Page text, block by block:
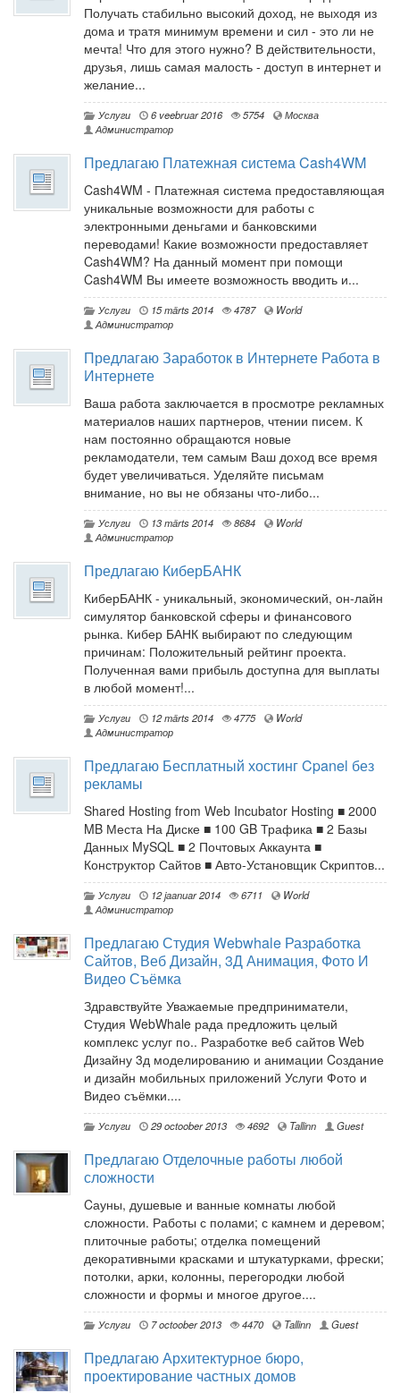
Получать стабильно высокий доход, не выходя из
дома и тратя минимум времени и сил - это ли не
мечта! Что для этого нужно? В действительности,
друзья, лишь самая малость - доступ в интернет и
желание...
Услуги 6 veebruar 2016 5754
Москва
Администратор
Предлагаю Платежная система Cash4WM
Cash4WM - Платежная система предоставляющая
уникальные возможности для работы с
электронными деньгами и банковскими
переводами! Какие возможности предоставляет
Cash4WM? На данный момент при помощи
Cash4WM Вы имеете возможность вводить и...
Услуги 15 märts 2014 4787
World
Администратор
Предлагаю Заработок в Интернете Работа в
Интернете
Ваша работа заключается в просмотре рекламных
материалов наших партнеров, чтении писем. К
нам постоянно обращаются новые
рекламодатели, тем самым Ваш доход все время
будет увеличиваться. Уделяйте письмам
внимание, но вы не обязаны что-либо...
Услуги 13 märts 2014 8684
World
Администратор
Предлагаю КиберБАНК
КиберБАНК - уникальный, экономический, он-лайн
симулятор банковской сферы и финансового
рынка. Кибер БАНК выбирают по следующим
причинам: Положительный рейтинг проекта.
Полученная вами прибыль доступна для выплаты
в любой момент!...
Услуги 12 märts 2014 4775
World
Администратор
Предлагаю Бесплатный хостинг Cpanel без
рекламы
Shared Hosting from Web Incubator Hosting ■ 2000
MB Места На Диске ■ 100 GB Трафика ■ 2 Базы
Данных MySQL ■ 2 Почтовых Аккаунта ■
Конструктор Сайтов ■ Авто-Установщик Скриптов...
Услуги 12 jaanuar 2014 6711
World
Администратор
Предлагаю Студия Webwhale Разработка
Сайтов, Веб Дизайн, 3Д Анимация, Фото И
Видео Съёмка
Здравствуйте Уважаемые предприниматели,
Студия WebWhale рада предложить целый
комплекс услуг по.. Разработке веб сайтов Web
Дизайну 3д моделированию и анимации Cоздание
и дизайн мобильных приложений Услуги Фото и
Видео съёмки....
Услуги 29 octoober 2013 4692 Tallinn Guest
Предлагаю Отделочные работы любой
сложности
Cауны, душевые и ванные комнаты любой
сложности. Работы с полами; с камнем и деревом;
плиточные работы; отделка помещений
декоративными красками и штукатурками, фрески;
потолки, арки, колонны, перегородки любой
сложности и формы и многое другое....
Услуги 7 octoober 2013 4470 Tallinn Guest
Предлагаю Архитектурное бюро,
проектирование частных домов